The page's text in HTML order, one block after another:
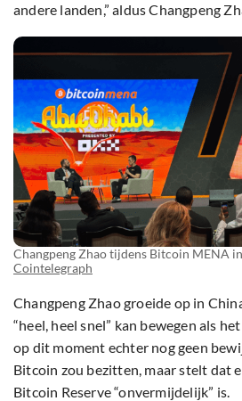
andere landen,” aldus Changpeng
Changpeng Zhao tijdens Bitcoin MENA
Cointelegraph
Changpeng Zhao groeide op in
“heel, heel snel” kan bewegen als
op dit moment echter nog geen
Bitcoin zou bezitten, maar stelt dat
Bitcoin Reserve “onvermijdelijk” is.